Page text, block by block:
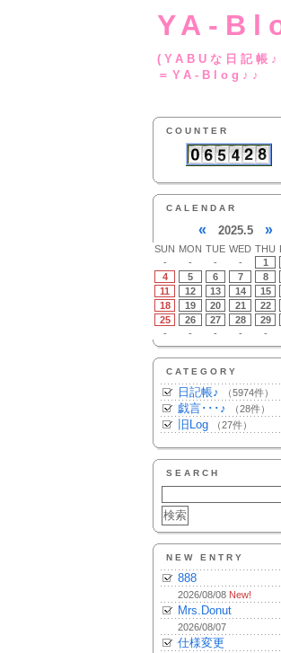
YA-
(YABU
＝YA-Blog♪♪
COUNTER
CALENDAR
« 2025.5 »
SUN MON TUE WED THU
-
- - - 1
4
5 6 7 8
11
12 13 14 15
18
19 20 21 22
25
26 27 28 29
-
- - - -
CATEGORY
日記帳♪ （5974件）
戯言･･･♪ （28件）
旧Log （27件）
SEARCH
NEW ENTRY
888
2026/08/08 New!
Mrs.Donut
2026/08/07
仕様変更